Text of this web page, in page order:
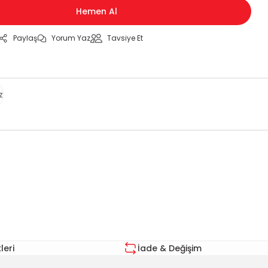
Hemen Al
Paylaş Yorum Yaz Tavsiye Et
İade & Değişim